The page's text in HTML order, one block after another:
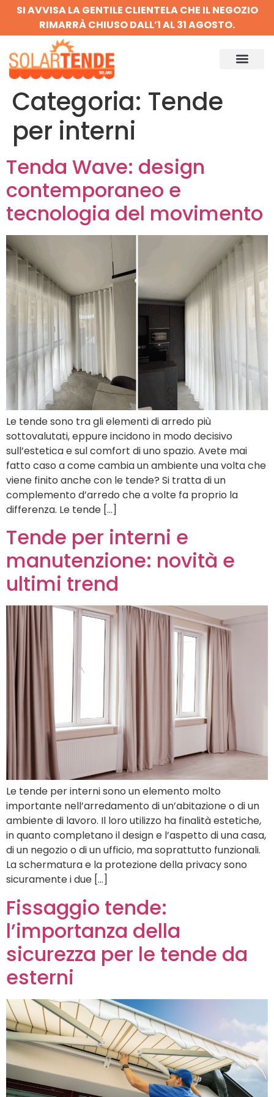
SI AVVISA LA GENTILE CLIENTELA CHE IL NEGOZIO
RIMARRÀ CHIUSO DALL’1 AL 31 AGOSTO.
Categoria: Tende
per interni
Tenda Wave: design
contemporaneo e
tecnologia del movimento
Le tende sono tra gli elementi di arredo più
sottovalutati, eppure incidono in modo decisivo
sull’estetica e sul comfort di uno spazio. Avete mai
fatto caso a come cambia un ambiente una volta che
viene finito anche con le tende? Si tratta di un
complemento d’arredo che a volte fa proprio la
differenza. Le tende […]
Tende per interni e
manutenzione: novità e
ultimi trend
Le tende per interni sono un elemento molto
importante nell’arredamento di un’abitazione o di un
ambiente di lavoro. Il loro utilizzo ha finalità estetiche,
in quanto completano il design e l’aspetto di una casa,
di un negozio o di un ufficio, ma soprattutto funzionali.
La schermatura e la protezione della privacy sono
sicuramente i due […]
Fissaggio tende:
l’importanza della
sicurezza per le tende da
esterni